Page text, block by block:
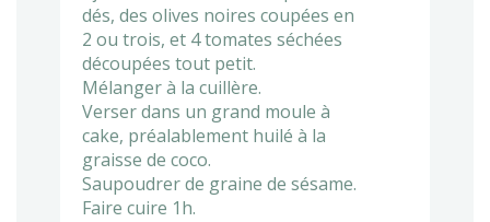
dés, des olives noires coupées en
2 ou trois, et 4 tomates séchées
découpées tout petit.
Mélanger à la cuillère.
Verser dans un grand moule à
cake, préalablement huilé à la
graisse de coco.
Saupoudrer de graine de sésame.
Faire cuire 1h.